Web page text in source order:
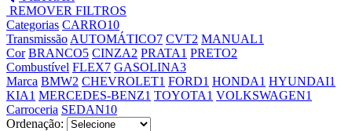
REMOVER FILTROS
Categorias CARRO10
Transmissão AUTOMÁTICO7 CVT2 MANUAL1
Cor BRANCO5 CINZA2 PRATA1 PRETO2
Combustível FLEX7 GASOLINA3
Marca BMW2 CHEVROLET1 FORD1 HONDA1 HYUNDAI1
KIA1 MERCEDES-BENZ1 TOYOTA1 VOLKSWAGEN1
Carroceria SEDAN10
Ordenação: